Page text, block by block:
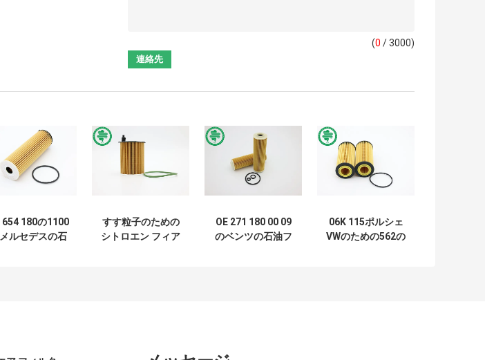
(0 / 3000)
654 180の1100
ルセデスの石
すす粒子のための
シトロエン フィア
OE 271 180 00 09
のベンツの石油フ
06K 115ポルシェ
VWのための562の